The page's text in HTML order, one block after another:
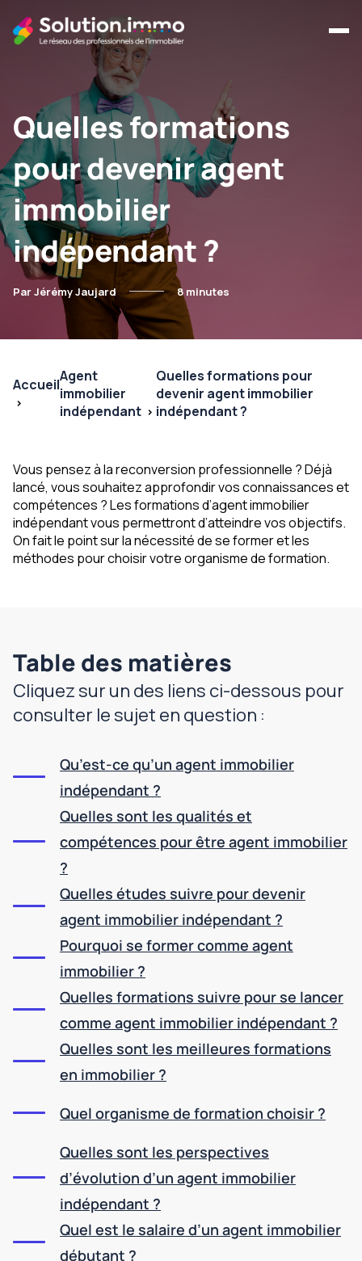
Quelles formations
pour devenir agent
immobilier
indépendant ?
Par Jérémy Jaujard 8 minutes
AccueilAgent
immobilier
indépendant
Quelles formations pour
devenir agent immobilier
indépendant ?
Vous pensez à la reconversion professionnelle ? Déjà
lancé, vous souhaitez approfondir vos connaissances et
compétences ? Les formations d’agent immobilier
indépendant vous permettront d’atteindre vos objectifs.
On fait le point sur la nécessité de se former et les
méthodes pour choisir votre organisme de formation.
Table des matières
Cliquez sur un des liens ci-dessous pour
consulter le sujet en question :
Qu’est-ce qu’un agent immobilier
indépendant ?
Quelles sont les qualités et
compétences pour être agent immobilier
?
Quelles études suivre pour devenir
agent immobilier indépendant ?
Pourquoi se former comme agent
immobilier ?
Quelles formations suivre pour se lancer
comme agent immobilier indépendant ?
Quelles sont les meilleures formations
en immobilier ?
Quel organisme de formation choisir ?
Quelles sont les perspectives
d’évolution d’un agent immobilier
indépendant ?
Quel est le salaire d’un agent immobilier
débutant ?